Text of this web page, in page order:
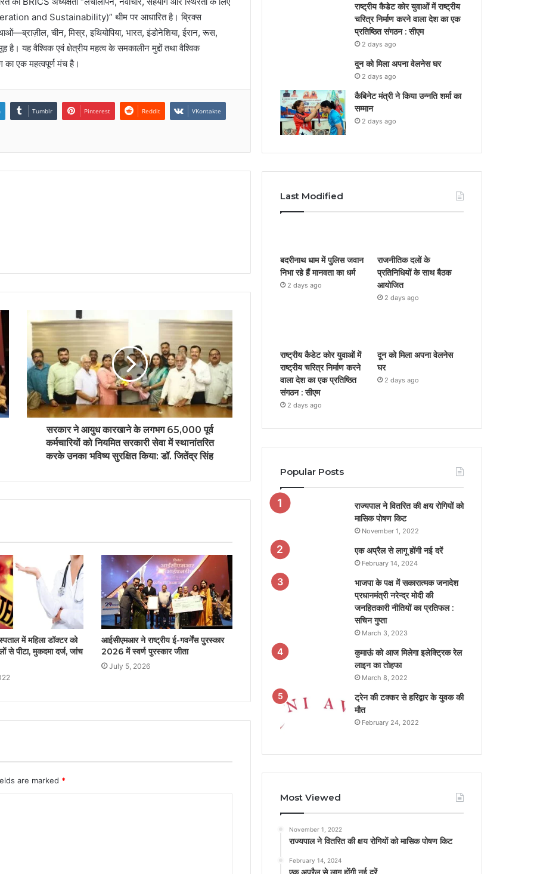
and Sustainability)” थीम पर आधारित है। ब्रिक्स
चीन, मिस्र, इथियोपिया, भारत, इंडोनेशिया, ईरान, रूस,
यह वैश्विक एवं क्षेत्रीय महत्व के समकालीन मुद्दों तथा वैश्विक
का एक महत्वपूर्ण मंच है।
Tumblr Pinterest Reddit VKontakte
सरकार ने आयुध कारखाने के लगभग 65,000 पूर्व
कर्मचारियों को नियमित सरकारी सेवा में स्थानांतरित
करके उनका भविष्य सुरक्षित किया: डॉ. जितेंद्र सिंह
में महिला डॉक्टर को
से पीटा, मुकदमा दर्ज, जांच
आईसीएमआर ने राष्ट्रीय ई-गवर्नेंस पुरस्कार
2026 में स्वर्ण पुरस्‍कार जीता
July 5, 2026
are marked *
राष्ट्रीय कैडेट कोर युवाओं में राष्ट्रीय
चरित्र निर्माण करने वाला देश का एक
प्रतिष्ठित संगठन : सीएम
2 days ago
दून को मिला अपना वेलनेस घर
2 days ago
कैबिनेट मंत्री ने किया उन्नति शर्मा का
सम्मान
2 days ago
Last Modified
बदरीनाथ धाम में पुलिस जवान
निभा रहे हैं मानवता का धर्म
2 days ago
राजनीतिक दलों के
प्रतिनिधियों के साथ बैठक
आयोजित
2 days ago
राष्ट्रीय कैडेट कोर युवाओं में
राष्ट्रीय चरित्र निर्माण करने
वाला देश का एक प्रतिष्ठित
संगठन : सीएम
2 days ago
दून को मिला अपना वेलनेस
घर
2 days ago
Popular Posts
राज्यपाल ने वितरित की क्षय रोगियों को
मासिक पोषण किट
November 1, 2022
एक अप्रैल से लागू होंगी नई दरें
February 14, 2024
भाजपा के पक्ष में सकारात्मक जनादेश
प्रधानमंत्री नरेन्द्र मोदी की
जनहितकारी नीतियों का प्रतिफल :
सचिन गुप्ता
March 3, 2023
कुमाऊं को आज मिलेगा इलेक्ट्रिक रेल
लाइन का तोहफा
March 8, 2022
ट्रेन की टक्कर से हरिद्वार के युवक की
मौत
February 24, 2022
Most Viewed
November 1, 2022
राज्यपाल ने वितरित की क्षय रोगियों को मासिक पोषण किट
February 14, 2024